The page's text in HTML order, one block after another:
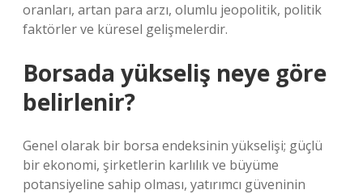
oranları, artan para arzı, olumlu jeopolitik, politik
faktörler ve küresel gelişmelerdir.
Borsada yükseliş neye göre
belirlenir?
Genel olarak bir borsa endeksinin yükselişi; güçlü
bir ekonomi, şirketlerin karlılık ve büyüme
potansiyeline sahip olması, yatırımcı güveninin